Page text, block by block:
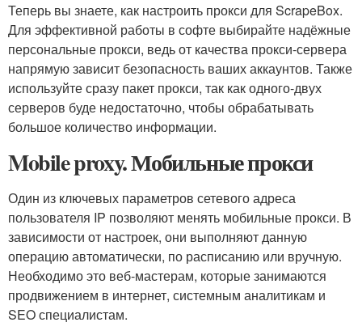
Теперь вы знаете, как настроить прокси для ScrapeBox.
Для эффективной работы в софте выбирайте надёжные
персональные прокси, ведь от качества прокси-сервера
напрямую зависит безопасность ваших аккаунтов. Также
используйте сразу пакет прокси, так как одного-двух
серверов буде недостаточно, чтобы обрабатывать
большое количество информации.
Mobile proxy. Мобильные прокси
Один из ключевых параметров сетевого адреса
пользователя IP позволяют менять мобильные прокси. В
зависимости от настроек, они выполняют данную
операцию автоматически, по расписанию или вручную.
Необходимо это веб-мастерам, которые занимаются
продвижением в интернет, системным аналитикам и
SEO специалистам.